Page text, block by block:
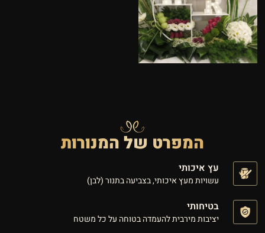
המפרט של המנורות
עץ איכותי
עשויות מעץ איכותי, בצביעה בתנור (לבן)
בטיחותי
יציבות מירבית להעמדה בטוחה על כל משטח